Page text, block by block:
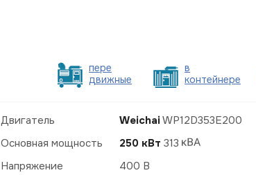
пере
движные
в
контейнере
Двигатель Weichai WP12D353E200
Основная мощность
250 кВт 313
Напряжение
400 В